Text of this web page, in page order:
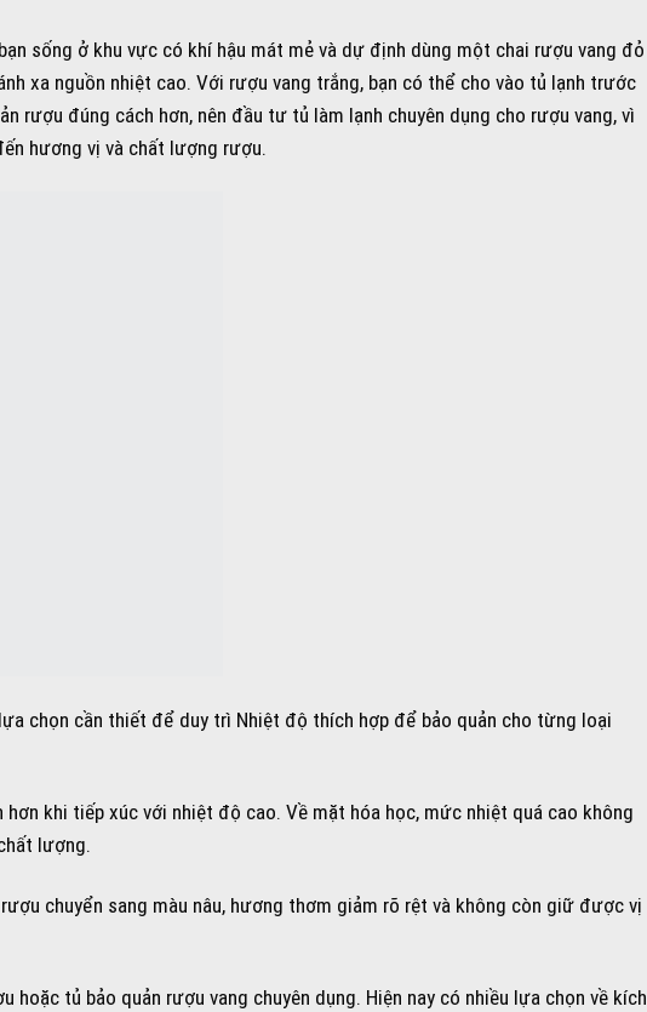
sống ở khu vực có khí hậu mát mẻ và dự định dùng một chai rượu vang đỏ
xa nguồn nhiệt cao. Với rượu vang trắng, bạn có thể cho vào tủ lạnh trước
rượu đúng cách hơn, nên đầu tư tủ làm lạnh chuyên dụng cho rượu vang, vì
hương vị và chất lượng rượu.
chọn cần thiết để duy trì Nhiệt độ thích hợp để bảo quản cho từng loại
khi tiếp xúc với nhiệt độ cao. Về mặt hóa học, mức nhiệt quá cao không
lượng.
chuyển sang màu nâu, hương thơm giảm rõ rệt và không còn giữ được vị
tủ bảo quản rượu vang chuyên dụng. Hiện nay có nhiều lựa chọn về kích